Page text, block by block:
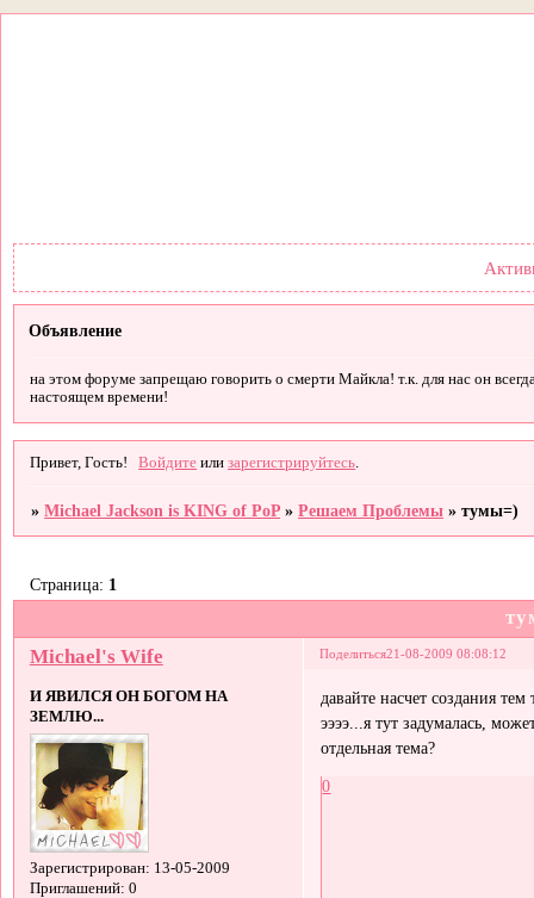
Объявление
на этом форуме запрещаю говорить о смерти Майкла! т.к. для нас он
настоящем времени!
Привет, Гость! Войдите илизарегистрируйтесь
»Michael Jackson is KING of PoP »Решаем Проблемы »тумы=)
Страница: 1
Поделиться21-08-2009 08:08:12
Michael's Wife
И ЯВИЛСЯ ОН БОГОМ НА
ЗЕМЛЮ...
Зарегистрирован: 13-05-2009
Приглашений: 0
давайте насчет создания
ээээ...я тут задумалась,
отдельная тема?
0